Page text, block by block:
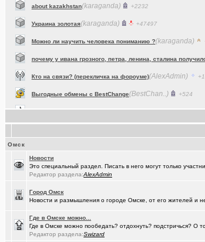
Украина золотая(karaganda) +47497
Можно ли научить человека пониманию ?
почему у ивана грозного, петра, ленина, сталина
Кто на связи? (перекличка на фороуме)(AlexAdmin)
Выгодные обмены с BestChange(BestChan..) +524
Что вы слушаете в данный момент (часть 2)?(dj_Master)
Технические работы на форуме(AlexAdmin) +299
Составить родословную по документам госархивов
Журналисты ngs55 берут новые высоты
Ваш топ исполнителей?
Сын думает куда пойти учиться
Омск
Новости
Это специальный раздел. Писать в него могут только
Редактор раздела:AlexAdmin
Город Омск
Новости и размышления о городе Омске, от его жителей и не
Где в Омске можно...
Где в Омске можно пообедать? отдохнуть? подстричься?
Редактор раздела:Swizard